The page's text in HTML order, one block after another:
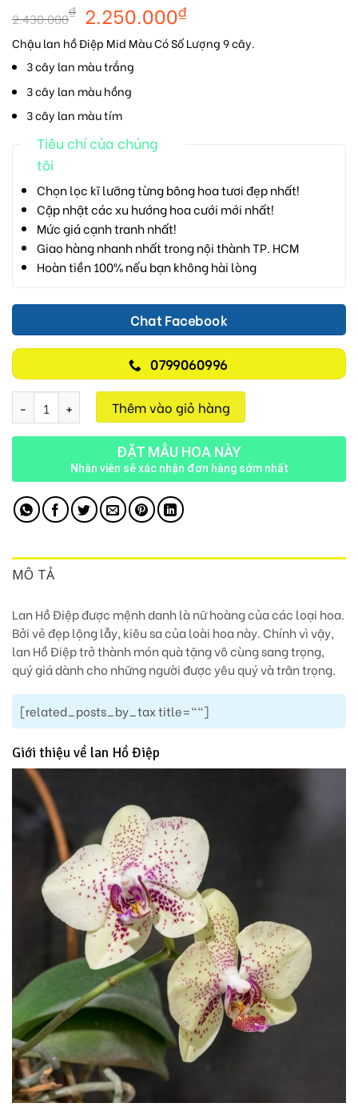
2.430.000₫ 2.250.000₫
Chậu lan hồ Điệp Mid Màu Có Số Lượng 9 cây.
3 cây lan màu trắng
3 cây lan màu hồng
3 cây lan màu tím
Tiêu chí của chúng
tôi
Chọn lọc kĩ lưỡng từng bông hoa tươi đẹp nhất!
Cập nhật các xu hướng hoa cưới mới nhất!
Mức giá cạnh tranh nhất!
Giao hàng nhanh nhất trong nội thành TP. HCM
Hoàn tiền 100% nếu bạn không hài lòng
Chat Facebook
0799060996
Chậu Lan 9 Cành M145 số lượng
Thêm vào giỏ hàng
ĐẶT MẪU HOA NÀY
Nhân viên sẽ xác nhận đơn hàng sớm nhất
MÔ TẢ
Lan Hồ Điệp được mệnh danh là nữ hoàng của các loại hoa.
Bởi vẻ đẹp lộng lẫy, kiêu sa của loài hoa này. Chính vì vậy,
lan Hồ Điệp trở thành món quà tặng vô cùng sang trọng,
quý giá dành cho những người được yêu quý và trân trọng.
[related_posts_by_tax title=""]
Giới thiệu về lan Hồ Điệp